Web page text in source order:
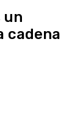
un
cadena